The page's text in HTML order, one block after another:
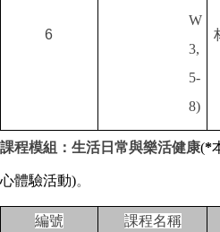
6
W
3,
5-
8)
課程模組：生活日常與樂活健康(*
心體驗活動)。
編號 課程名稱